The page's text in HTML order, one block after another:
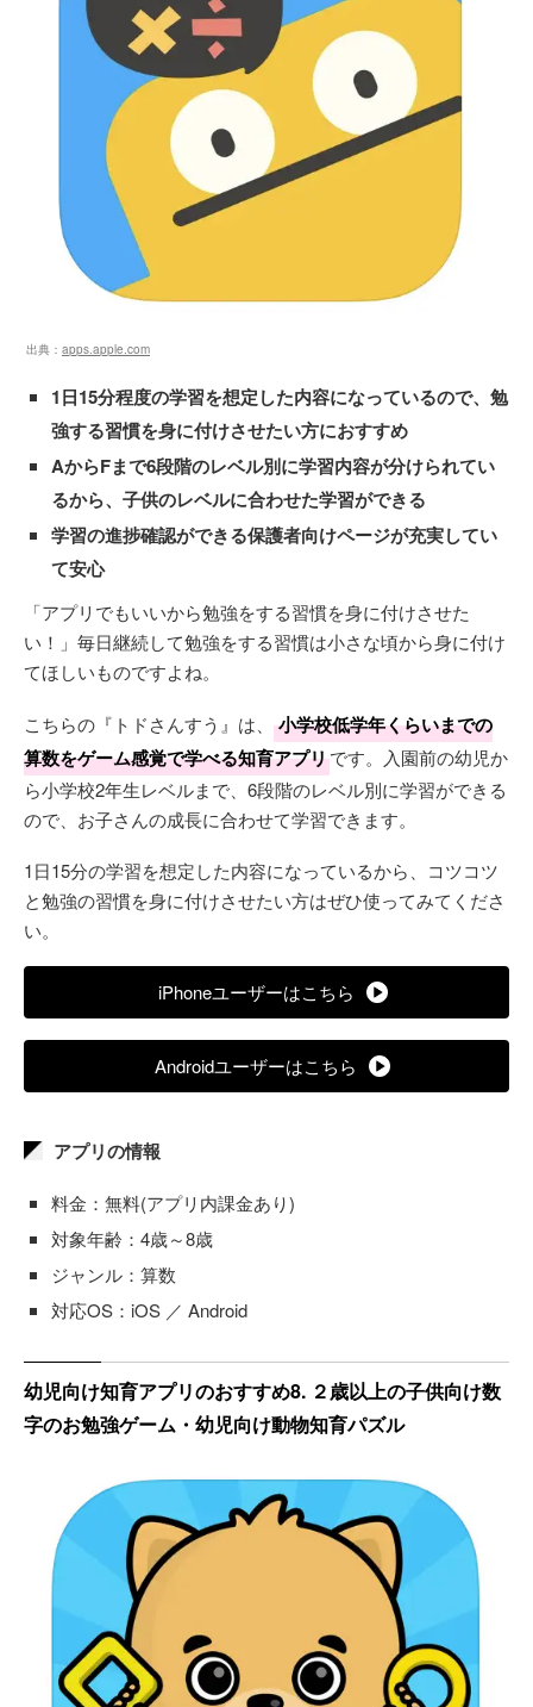
出典： apps.apple.com
1日15分程度の学習を想定した内容になっているので、勉
強する習慣を身に付けさせたい方におすすめ
AからFまで6段階のレベル別に学習内容が分けられてい
るから、子供のレベルに合わせた学習ができる
学習の進捗確認ができる保護者向けページが充実してい
て安心
「アプリでもいいから勉強をする習慣を身に付けさせた
い！」毎日継続して勉強をする習慣は小さな頃から身に付け
てほしいものですよね。
こちらの『トドさんすう』は、
小学校低学年くらいまでの
算数をゲーム感覚で学べる知育アプリです。入園前の幼児か
ら小学校2年生レベルまで、6段階のレベル別に学習ができる
ので、お子さんの成長に合わせて学習できます。
1日15分の学習を想定した内容になっているから、コツコツ
と勉強の習慣を身に付けさせたい方はぜひ使ってみてくださ
い。
iPhoneユーザーはこちら
Androidユーザーはこちら
アプリの情報
料金：無料(アプリ内課金あり)
対象年齢：4歳～8歳
ジャンル：算数
対応OS：iOS ／ Android
幼児向け知育アプリのおすすめ8. ２歳以上の子供向け数
字のお勉強ゲーム・幼児向け動物知育パズル